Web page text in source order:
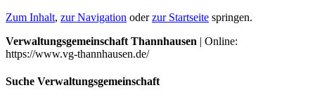
Zum Inhalt, zur Navigation oderzur Startseite springen.
Verwaltungsgemeinschaft Thannhausen | Online:
https://www.vg-thannhausen.de/
Suche Verwaltungsgemeinschaft